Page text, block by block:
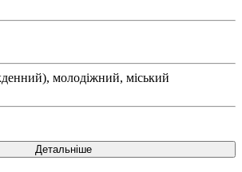
молодіжний, міський
Детальніше